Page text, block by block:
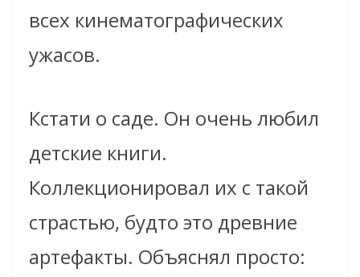
всех кинематографических
ужасов.
Кстати о саде. Он очень любил
детские книги.
Коллекционировал их с такой
страстью, будто это древние
артефакты. Объяснял просто: